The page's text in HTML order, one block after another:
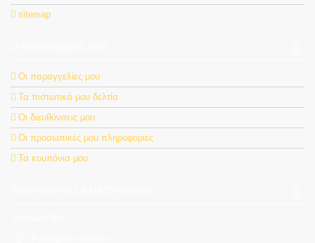
sitemap
Οι παραγγελίες μου
Τα πιστωτικά μου δελτία
Οι διευθύνσεις μου
Οι προσωπικές μου πληροφορίες
Τα κουπόνια μου